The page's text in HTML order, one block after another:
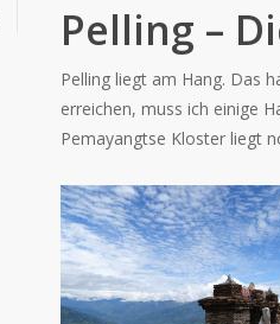
Pelling –
Pelling liegt am Hang. Das
erreichen, muss ich einige
Pemayangtse Kloster liegt